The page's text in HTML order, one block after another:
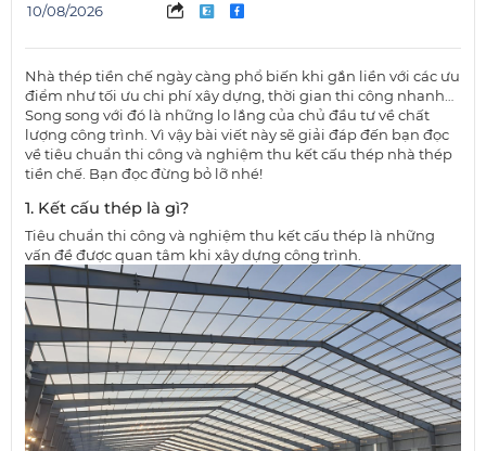
10/08/2026
Nhà thép tiền chế ngày càng phổ biến khi gắn liền với các ưu
điểm như tối ưu chi phí xây dựng, thời gian thi công nhanh…
Song song với đó là những lo lắng của chủ đầu tư về chất
lượng công trình. Vì vậy bài viết này sẽ giải đáp đến bạn đọc
về tiêu chuẩn thi công và nghiệm thu kết cấu thép nhà thép
tiền chế. Bạn đọc đừng bỏ lỡ nhé!
1. Kết cấu thép là gì?
Tiêu chuẩn thi công và nghiệm thu kết cấu thép là những
vấn đề được quan tâm khi xây dựng công trình.